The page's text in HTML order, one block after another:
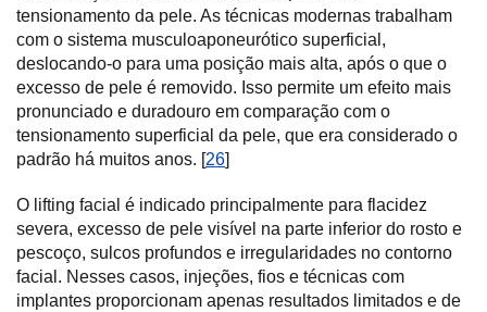
tensionamento da pele. As técnicas modernas trabalham
com o sistema musculoaponeurótico superficial,
deslocando-o para uma posição mais alta, após o que o
excesso de pele é removido. Isso permite um efeito mais
pronunciado e duradouro em comparação com o
tensionamento superficial da pele, que era considerado o
padrão há muitos anos. [26]
O lifting facial é indicado principalmente para flacidez
severa, excesso de pele visível na parte inferior do rosto e
pescoço, sulcos profundos e irregularidades no contorno
facial. Nesses casos, injeções, fios e técnicas com
implantes proporcionam apenas resultados limitados e de